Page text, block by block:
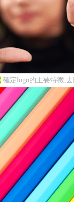
確定logo的主要特徵,